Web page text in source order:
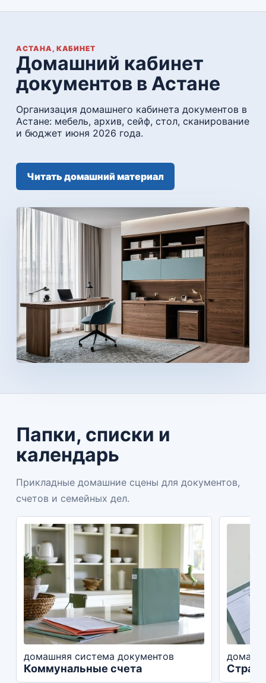
АСТАНА, КАБИНЕТ
Домашний кабинет
документов в Астане
Организация домашнего кабинета документов в
Астане: мебель, архив, сейф, стол, сканирование
и бюджет июня 2026 года.
Читать домашний материал
Папки, списки и
календарь
Прикладные домашние сцены для документов,
счетов и семейных дел.
домашняя система документов
Коммунальные счета